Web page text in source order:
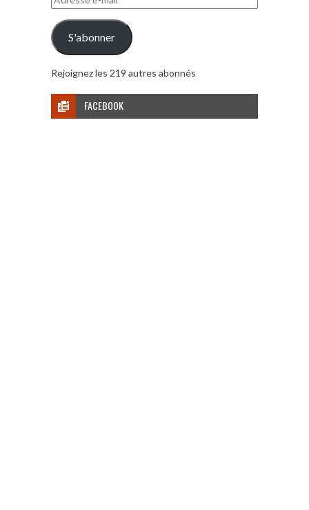
e-
mail
S'abonner
Rejoignez les 219 autres abonnés
FACEBOOK